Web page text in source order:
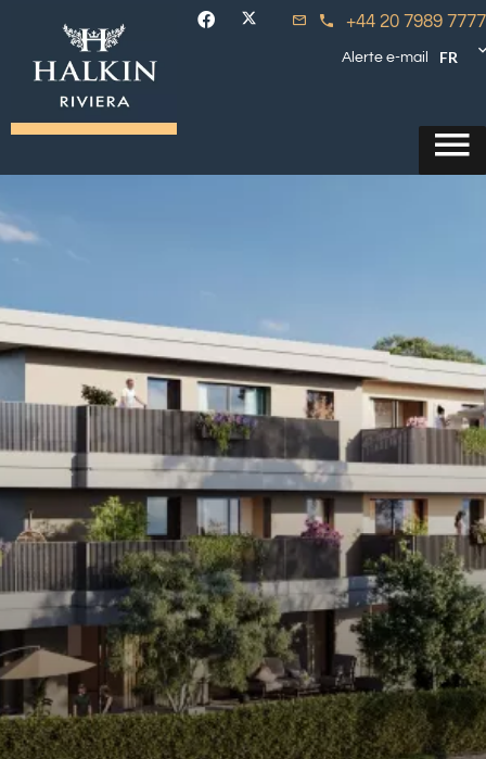
+44 20 7989 7777
Alerte e-mail FR